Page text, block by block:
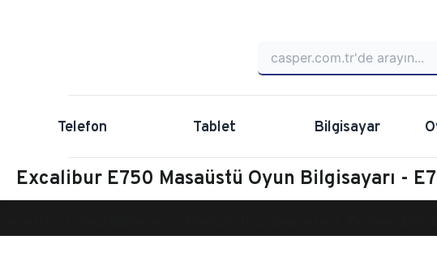
Telefon Tablet Bilgisayar
Excalibur E750 Masaüstü Oyun Bilgisayarı -